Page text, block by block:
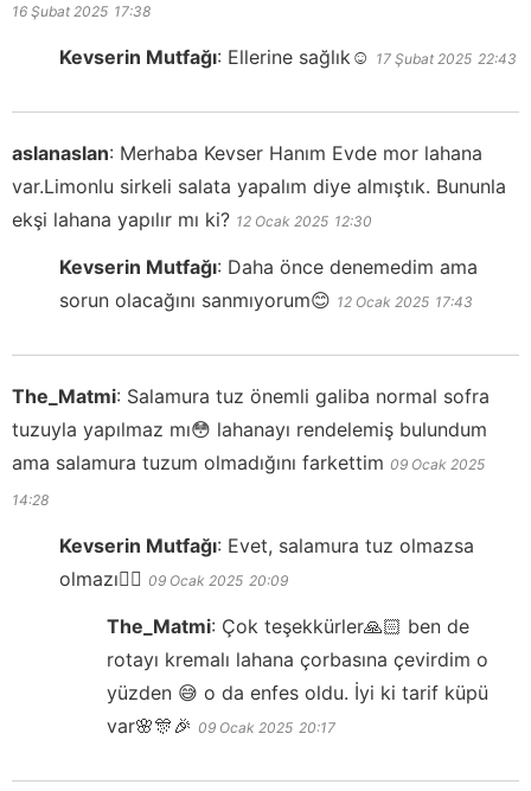
16 Şubat 2025 17:38
Kevserin Mutfağı: Ellerine sağlık☺️ 17 Şubat 2025 22:43
aslanaslan: Merhaba Kevser Hanım Evde mor lahana
var.Limonlu sirkeli salata yapalım diye almıştık. Bununla
ekşi lahana yapılır mı ki? 12 Ocak 2025 12:30
Kevserin Mutfağı: Daha önce denemedim ama
sorun olacağını sanmıyorum😊 12 Ocak 2025 17:43
The_Matmi: Salamura tuz önemli galiba normal sofra
tuzuyla yapılmaz mı😳 lahanayı rendelemiş bulundum
ama salamura tuzum olmadığını farkettim 09 Ocak 2025
14:28
Kevserin Mutfağı: Evet, salamura tuz olmazsa
olmazı👍🏻 09 Ocak 2025 20:09
The_Matmi: Çok teşekkürler🙏🏻 ben de
rotayı kremalı lahana çorbasına çevirdim o
yüzden 😅 o da enfes oldu. İyi ki tarif küpü
var🌸🎊🎉 09 Ocak 2025 20:17